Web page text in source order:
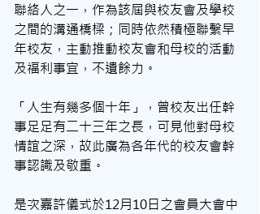
聯絡人之一，作為該屆與校友會及學校
之間的溝通橋樑；同時依然積極聯繫早
年校友，主動推動校友會和母校的活動
及福利事宜，不遺餘力。
「人生有幾多個十年」，曾校友出任幹
事足足有二十三年之長，可見他對母校
情誼之深，故此廣為各年代的校友會幹
事認識及敬重。
是次嘉許儀式於12月10日之會員大會中